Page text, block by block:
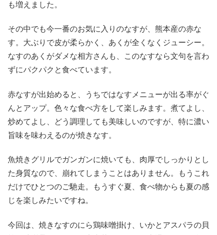
も増えました。
その中でも今一番のお気に入りのなすが、熊本産の赤な
す。大ぶりで皮が柔らかく、あくが全くなくジューシー。
なすのあくがダメな相方さんも、このなすなら文句を言わ
ずにパクパクと食べています。
赤なすが出始めると、うちではなすメニューが出る率がぐ
んとアップ。色々な食べ方をして楽しみます。煮てよし、
炒めてよし、どう調理しても美味しいのですが、特に濃い
旨味を味わえるのが焼きなす。
魚焼きグリルでガンガンに焼いても、肉厚でしっかりとし
た身質なので、崩れてしまうことはありません。もうこれ
だけでひとつのご馳走。もうすぐ夏、食べ物からも夏の感
じを楽しみたいですね。
今回は、焼きなすのにら鶏味噌掛け、いかとアスパラの貝